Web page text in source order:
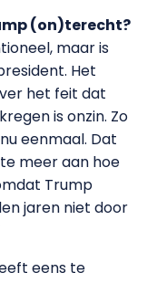
(on)terecht?
maar is
Het
het feit dat
is onzin. Zo
eenmaal. Dat
meer aan hoe
Trump
jaren niet door
eens te